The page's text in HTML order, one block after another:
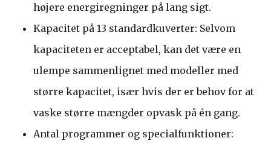
højere energiregninger på lang sigt.
Kapacitet på 13 standardkuverter: Selvom
kapaciteten er acceptabel, kan det være en
ulempe sammenlignet med modeller med
større kapacitet, især hvis der er behov for at
vaske større mængder opvask på én gang.
Antal programmer og specialfunktioner: